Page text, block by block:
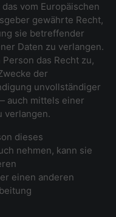
vom Europäischen
gewährte Recht,
sie betreffender
Daten zu verlangen.
das Recht zu,
der
unvollständiger
auch mittels einer
verlangen.
dieses
nehmen, kann sie
einen anderen